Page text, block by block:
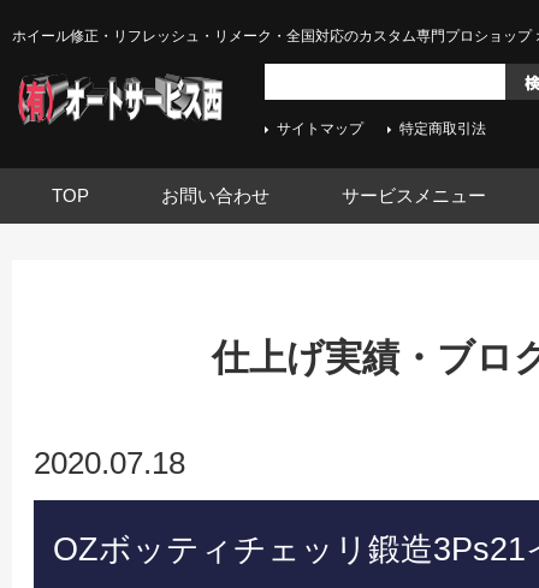
ホイール修正・リフレッシュ・リメーク・全国対応のカスタム専門プロショップ
サイトマップ 特定商取引法
TOP お問い合わせ サービスメニュー
仕上げ実績・ブロ
2020.07.18
OZボッティチェッリ鍛造